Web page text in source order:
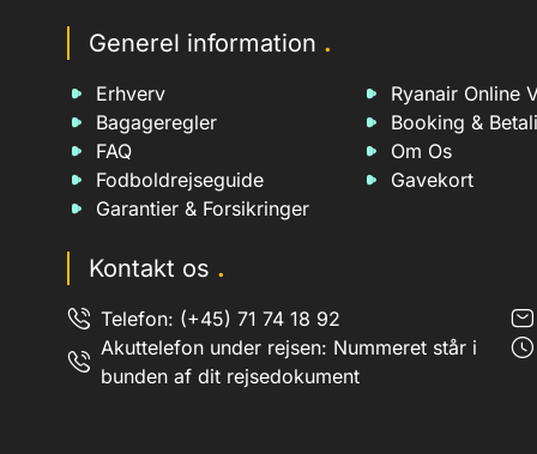
Generel information .
Erhverv Ryanair Online
Bagageregler
Booking &
FAQ
Om Os
Fodboldrejseguide
Gavekort
Garantier & Forsikringer
Kontakt os .
Telefon: (+45) 71 74 18 92
Akuttelefon under rejsen: Nummeret står i
bunden af dit rejsedokument